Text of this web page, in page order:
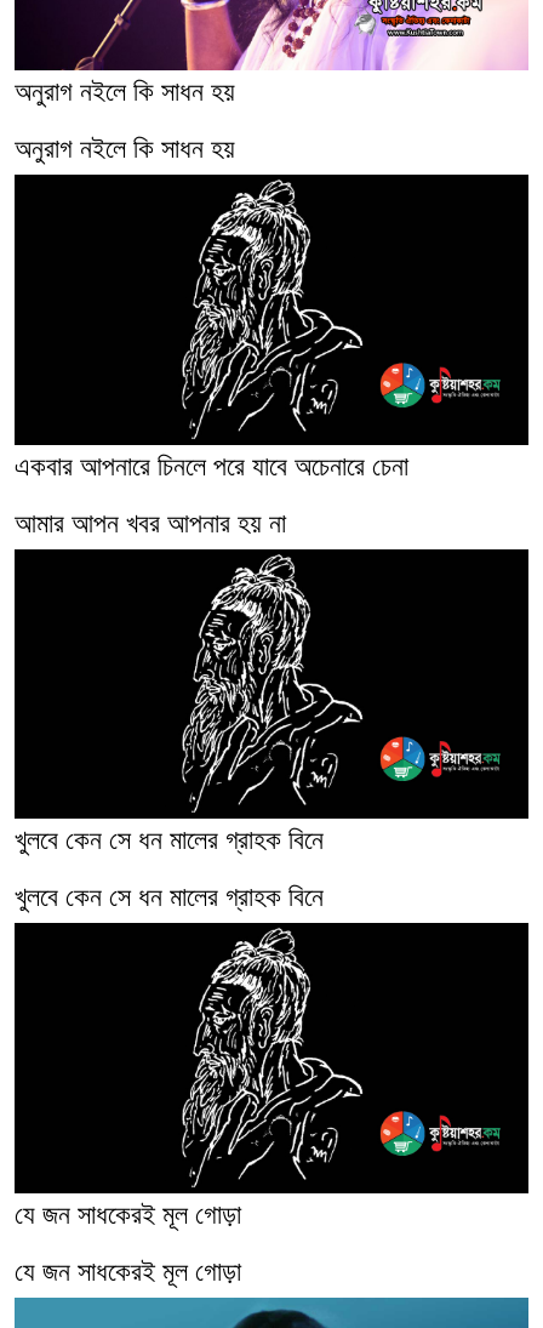
অনুরাগ নইলে কি সাধন হয়
অনুরাগ নইলে কি সাধন হয়
একবার আপনারে চিনলে পরে যাবে অচেনারে চেনা
আমার আপন খবর আপনার হয় না
খুলবে কেন সে ধন মালের গ্রাহক বিনে
খুলবে কেন সে ধন মালের গ্রাহক বিনে
যে জন সাধকেরই মূল গোড়া
যে জন সাধকেরই মূল গোড়া